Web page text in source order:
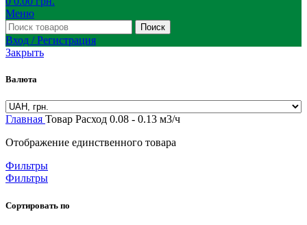
Меню
Поиск
Вход / Регистрация
Закрыть
Валюта
Главная Товар Расход 0.08 - 0.13 м3/ч
Отображение единственного товара
Фильтры
Фильтры
Сортировать по